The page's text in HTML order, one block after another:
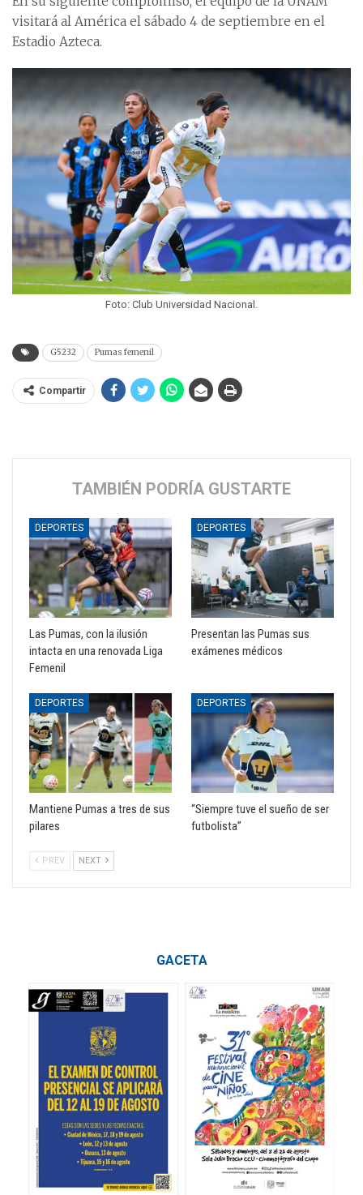
visitará al América el sábado 4 de septiembre en el
Estadio Azteca.
Foto: Club Universidad Nacional.
G5232 Pumas femenil
Compartir
TAMBIÉN PODRÍA GUSTARTE
DEPORTES
Las Pumas, con la ilusión
intacta en una renovada Liga
Femenil
DEPORTES
Presentan las Pumas sus
exámenes médicos
DEPORTES
Mantiene Pumas a tres de sus
pilares
DEPORTES
“Siempre tuve el sueño de ser
futbolista”
PREV NEXT
GACETA